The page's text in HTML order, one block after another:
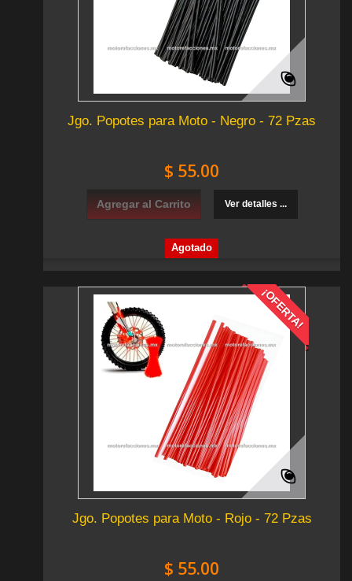
Jgo. Popotes para Moto - Negro - 72 Pzas
$ 55.00
Agregar al Carrito Ver detalles ...
Agotado
¡OFERTA!
Jgo. Popotes para Moto - Rojo - 72 Pzas
$ 55.00